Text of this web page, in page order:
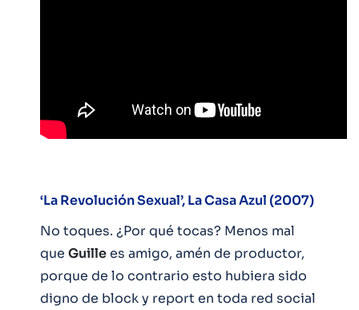
‘La Revolución Sexual’, La Casa Azul (2007)
No toques. ¿Por qué tocas? Menos mal
que Guillees amigo, amén de productor,
porque de lo contrario esto hubiera sido
digno de block y report en toda red social